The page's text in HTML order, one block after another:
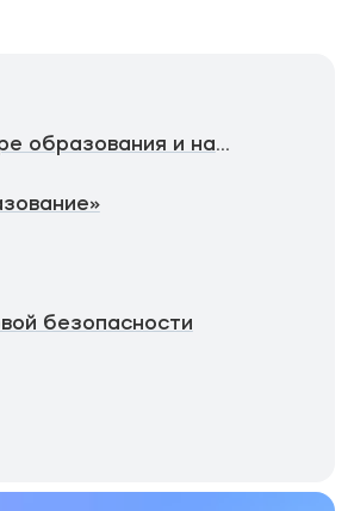
Федеральная служба по надзору в сфере образования и науки
безопасности